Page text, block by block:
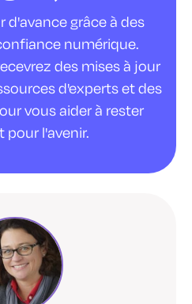
d'avance grâce à des
numérique.
des mises à jour
d'experts et des
vous aider à rester
pour l'avenir.